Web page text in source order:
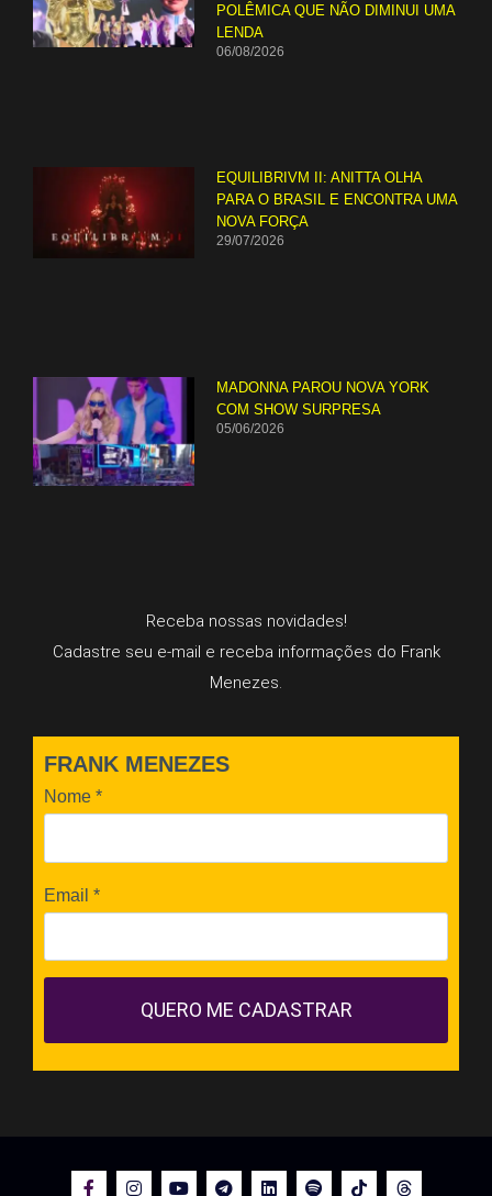
POLÊMICA QUE NÃO DIMINUI UMA
LENDA
06/08/2026
EQUILIBRIVM II: ANITTA OLHA
PARA O BRASIL E ENCONTRA UMA
NOVA FORÇA
29/07/2026
MADONNA PAROU NOVA YORK
COM SHOW SURPRESA
05/06/2026
Receba nossas novidades!
Cadastre seu e-mail e receba informações do Frank
Menezes.
FRANK MENEZES
Nome *
Email *
QUERO ME CADASTRAR